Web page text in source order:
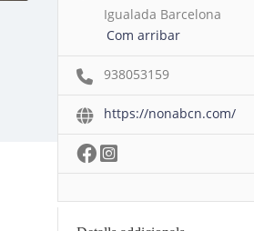
Igualada Barcelona
Com arribar
938053159
https://nonabcn.com/